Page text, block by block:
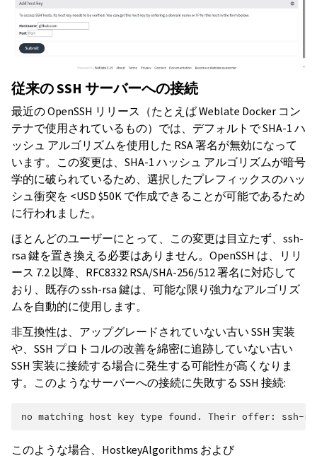
従来の SSH サーバーへの接続
最近の OpenSSH リリース（たとえば Weblate Docker コン
テナで使用されているもの）では、デフォルトで SHA-1 ハ
ッシュ アルゴリズムを使用した RSA 署名が無効になって
います。この変更は、SHA-1 ハッシュ アルゴリズムが暗号
学的に破られているため、選択したプレフィックスのハッ
シュ衝突を <USD $50K で作成できることが可能であるため
に行われました。
ほとんどのユーザーにとって、この変更は目立たず、ssh-
rsa 鍵を置き換える必要はありません。OpenSSH は、リリ
ース 7.2 以降、RFC8332 RSA/SHA-256/512 署名に対応して
おり、既存の ssh-rsa 鍵は、可能な限り強力なアルゴリズ
ムを自動的に使用します。
非互換性は、アップグレードされていない古い SSH 実装
や、SSH プロトコルの改善を綿密に追跡していない古い
SSH 実装に接続する場合に発生する可能性が高くなりま
す。このようなサーバーへの接続に失敗する SSH 接続:
このような場合、HostkeyAlgorithms および